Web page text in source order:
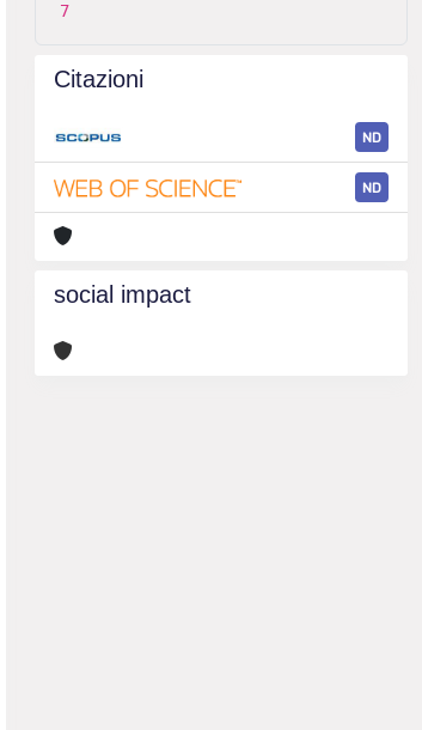
7
Citazioni
ND
ND
social impact